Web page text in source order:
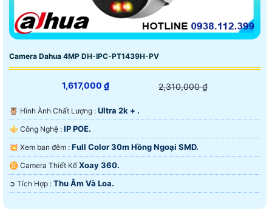
Camera Dahua 4MP DH-IPC-PT1439H-PV
1,617,000 ₫ 2,310,000 ₫
🦉 Hình Ành Chất Lượng : Ultra 2k + .
⚜️ Công Nghệ : IP POE.
💥 Xem ban đêm : Full Color 30m Hồng Ngoại SMD.
♊ Camera Thiết Kế Xoay 360.
️➲ Tích Hợp : Thu Âm Và Loa.